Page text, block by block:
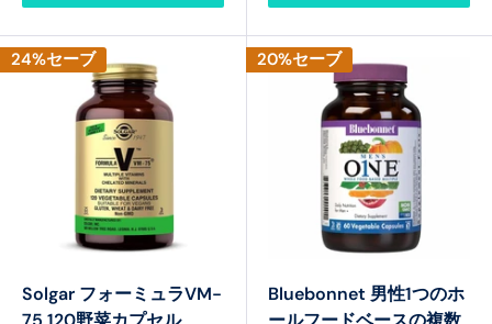
24%セーブ
Solgar フォーミュラVM-
20%セーブ
Bluebonnet 男性1つのホ